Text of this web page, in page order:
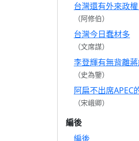
台灣還有外來政權
（阿修伯）
台灣今日蠢材多
（文席謀）
李登輝有無背離
（史為鑒）
阿扁不出席APEC
（宋峨卿）
編後
編後